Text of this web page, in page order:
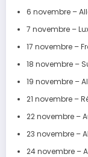
6 novembre –
7 novembre –
17 novembre –
18 novembre –
19 novembre –
21 novembre –
22 novembre –
23 novembre –
24 novembre –